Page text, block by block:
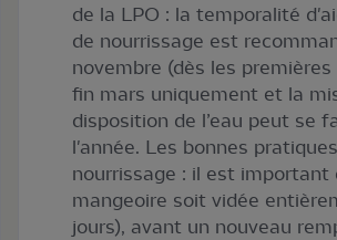
de la LPO : la temporalité
de nourrissage est
novembre (dès les premières
fin mars uniquement et la
disposition de l’eau peut se
l'année. Les bonnes
nourrissage : il est important
mangeoire soit vidée
jours), avant un nouveau